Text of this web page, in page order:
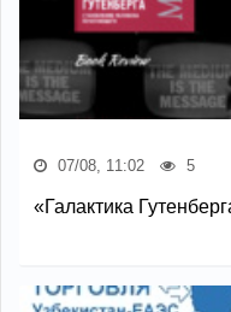
07/08, 11:02 5
«Галактика